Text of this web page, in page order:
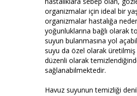
organizmalar için ideal bir
organizmalar hastalığa
yoğunluklarına bağlı olarak
suyun bulanmasına yol
suyu da özel olarak üretilmiş
düzenli olarak
sağlanabilmektedir.
Havuz suyunun temizliği